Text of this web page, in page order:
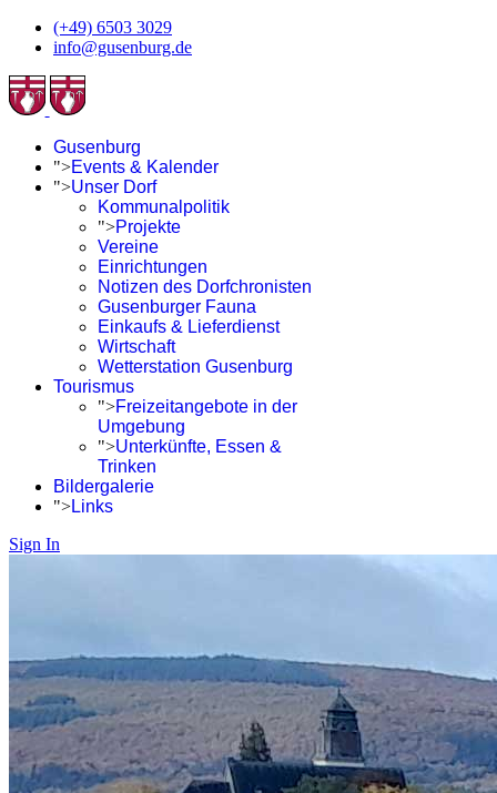
(+49) 6503 3029
info@gusenburg.de
Gusenburg
">Events & Kalender
">Unser Dorf
Kommunalpolitik
">Projekte
Vereine
Einrichtungen
Notizen des Dorfchronisten
Gusenburger Fauna
Einkaufs & Lieferdienst
Wirtschaft
Wetterstation Gusenburg
Tourismus
">Freizeitangebote in der
Umgebung
">Unterkünfte, Essen &
Trinken
Bildergalerie
">Links
Sign In